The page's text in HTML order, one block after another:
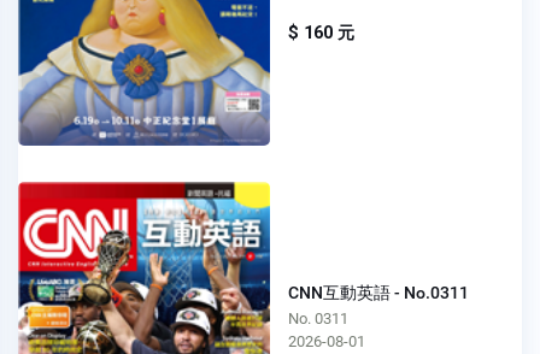
$ 160 元
CNN互動英語 - No.0311
No. 0311
2026-08-01